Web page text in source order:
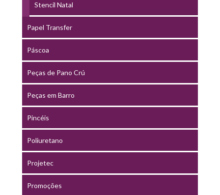
Stencil Natal
Papel Transfer
Páscoa
Peças de Pano Crú
Peças em Barro
Pincéis
Poliuretano
Projetec
Promoções